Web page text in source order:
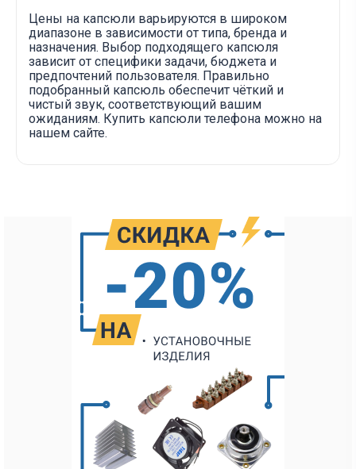
Цены на капсюли варьируются в широком
диапазоне в зависимости от типа, бренда и
назначения. Выбор подходящего капсюля
зависит от специфики задачи, бюджета и
предпочтений пользователя. Правильно
подобранный капсюль обеспечит чёткий и
чистый звук, соответствующий вашим
ожиданиям. Купить капсюли телефона можно на
нашем сайте.